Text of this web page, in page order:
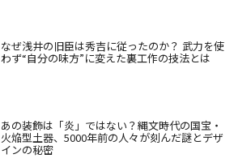
なぜ浅井の旧臣は秀吉に従ったのか？ 武力を使
わず“自分の味方”に変えた裏工作の技法とは
あの装飾は「炎」ではない？縄文時代の国宝・
火焔型土器、5000年前の人々が刻んだ謎とデザ
インの秘密